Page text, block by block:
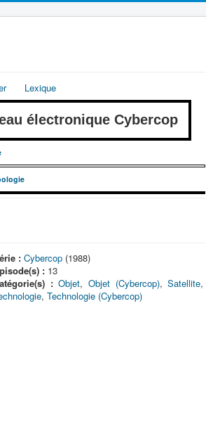
Lexique
électronique Cybercop
: Cybercop (1988)
: 13
: Objet,Objet (Cybercop),Satellite,
,Technologie (Cybercop)